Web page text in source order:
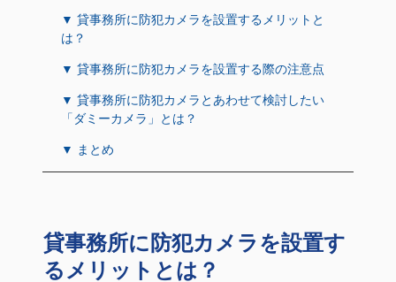
▼ 貸事務所に防犯カメラを設置するメリットと
は？
▼ 貸事務所に防犯カメラを設置する際の注意点
▼ 貸事務所に防犯カメラとあわせて検討したい
「ダミーカメラ」とは？
▼ まとめ
貸事務所に防犯カメラを設置す
るメリットとは？